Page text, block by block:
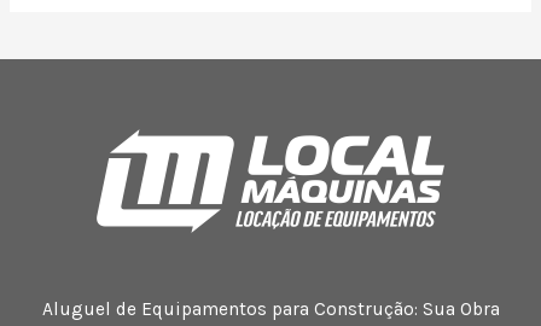
Aluguel de Equipamentos para Construção: Sua Obra